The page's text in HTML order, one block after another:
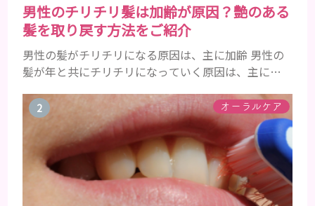
男性のチリチリ髪は加齢が原因？艶のある
髪を取り戻す方法をご紹介
男性の髪がチリチリになる原因は、主に加齢 男性の
髪が年と共にチリチリになっていく原因は、主に加
にツヤがあった男性も、いつのまにか髪がチリチリ
でペタンとするようになったと感じる人もいるでし
ょう。特に大人の男性としての魅力が出てくる40代
以降の男性に悩んでいる人が多い傾向があります。
髪が生え変わるサイクルは、年齢と共に乱れていき
ます。髪が太くならないま...
オーラルケア